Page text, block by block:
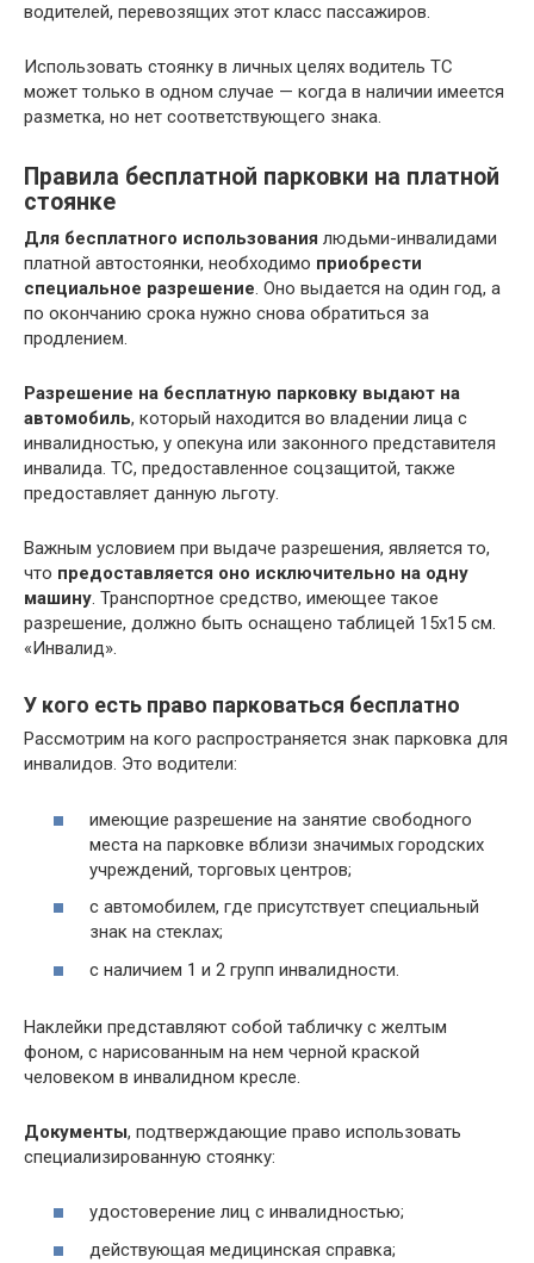
водителей, перевозящих этот класс пассажиров.
Использовать стоянку в личных целях водитель ТС
может только в одном случае — когда в наличии имеется
разметка, но нет соответствующего знака.
Правила бесплатной парковки на платной
стоянке
Для бесплатного использования людьми-инвалидами
платной автостоянки, необходимо приобрести
специальное разрешение. Оно выдается на один год, а
по окончанию срока нужно снова обратиться за
продлением.
Разрешение на бесплатную парковку выдают на
автомобиль, который находится во владении лица с
инвалидностью, у опекуна или законного представителя
инвалида. ТС, предоставленное соцзащитой, также
предоставляет данную льготу.
Важным условием при выдаче разрешения, является то,
что предоставляется оно исключительно на одну
машину. Транспортное средство, имеющее такое
разрешение, должно быть оснащено таблицей 15х15 см.
«Инвалид».
У кого есть право парковаться бесплатно
Рассмотрим на кого распространяется знак парковка для
инвалидов. Это водители:
имеющие разрешение на занятие свободного
места на парковке вблизи значимых городских
учреждений, торговых центров;
с автомобилем, где присутствует специальный
знак на стеклах;
с наличием 1 и 2 групп инвалидности.
Наклейки представляют собой табличку с желтым
фоном, с нарисованным на нем черной краской
человеком в инвалидном кресле.
Документы, подтверждающие право использовать
специализированную стоянку:
удостоверение лиц с инвалидностью;
действующая медицинская справка;